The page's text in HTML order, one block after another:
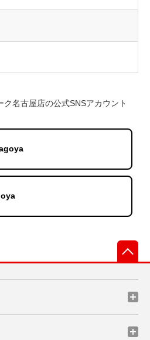
名古屋店の公式SNSアカウント